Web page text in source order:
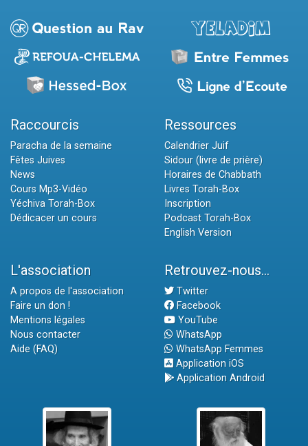
Raccourcis
Paracha de la semaine
Fêtes Juives
News
Cours Mp3-Vidéo
Yéchiva Torah-Box
Dédicacer un cours
Ressources
Calendrier Juif
Sidour (livre de prière)
Horaires de Chabbath
Livres Torah-Box
Inscription
Podcast Torah-Box
English Version
L'association
A propos de l'association
Faire un don !
Mentions légales
Nous contacter
Aide (FAQ)
Retrouvez-nous...
Twitter
Facebook
YouTube
WhatsApp
WhatsApp Femmes
Application iOS
Application Android